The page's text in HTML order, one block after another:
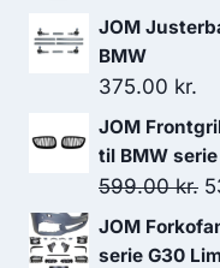
JOM
BMW
375.00 kr.
JOM
til BMW
599.00kr.
JOM
serie G30